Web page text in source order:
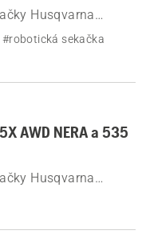
Husqvarna
#robotická sekačka
AWD NERA a 535
Husqvarna